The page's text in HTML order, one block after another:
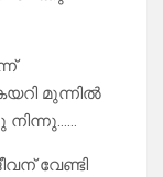
മുന്നിൽ
നിന്നു……
വേണ്ടി